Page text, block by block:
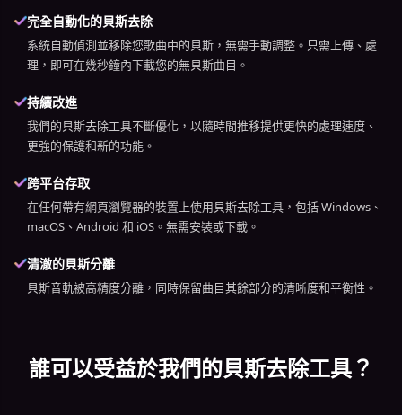
完全自動化的貝斯去除
系統自動偵測並移除您歌曲中的貝斯，無需手動調整。只需上傳、處
理，即可在幾秒鐘內下載您的無貝斯曲目。
持續改進
我們的貝斯去除工具不斷優化，以隨時間推移提供更快的處理速度、
更強的保護和新的功能。
跨平台存取
在任何帶有網頁瀏覽器的裝置上使用貝斯去除工具，包括 Windows、
macOS、Android 和 iOS。無需安裝或下載。
清澈的貝斯分離
貝斯音軌被高精度分離，同時保留曲目其餘部分的清晰度和平衡性。
誰可以受益於我們的貝斯去除工具？